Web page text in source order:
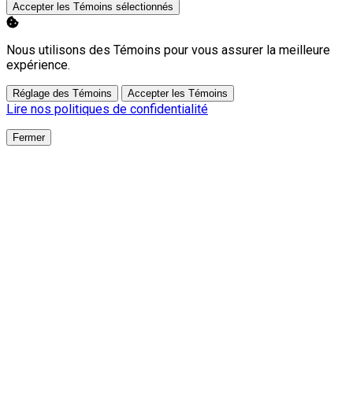
Accepter les Témoins sélectionnés
Nous utilisons des Témoins pour vous assurer la meilleure
expérience.
Réglage des Témoins Accepter les Témoins
Lire nos politiques de confidentialité
Fermer